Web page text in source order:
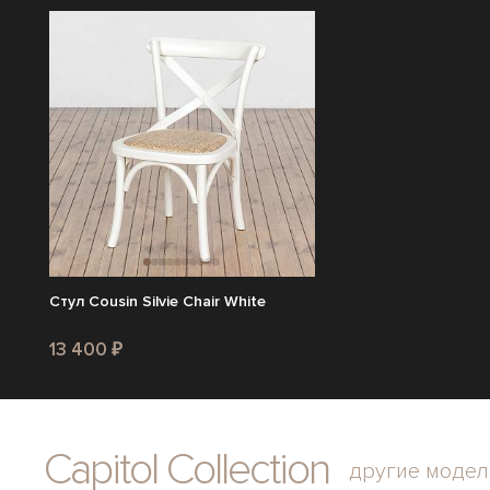
Стул Cousin Silvie Chair White
13 400 ₽
Capitol Collection другие